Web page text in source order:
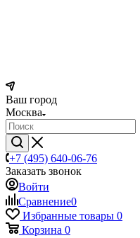
Ваш город
Москва
+7 (495) 640-06-76
Заказать звонок
Войти
Сравнение0
Избранные товары 0
Корзина 0